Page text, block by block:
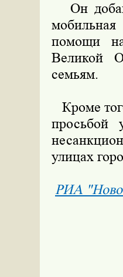
Он
помощи
Великой
семьям.
Кроме
просьбой
улицах
РИА